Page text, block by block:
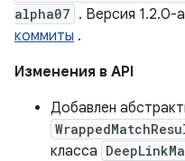
alpha07 . Версия 1.2.0-
коммиты .
Изменения в API
Добавлен
класса